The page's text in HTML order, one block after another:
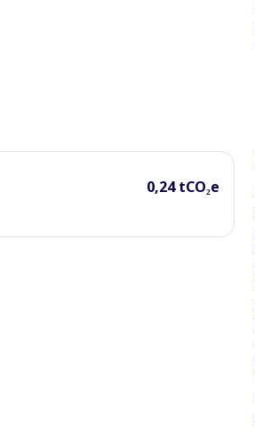
0,24 tCO₂e